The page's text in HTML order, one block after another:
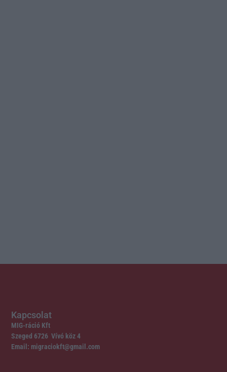
Kapcsolat
MIG-ráció Kft
Szeged 6726 Vívó köz 4
Email: migraciokft@gmail.com